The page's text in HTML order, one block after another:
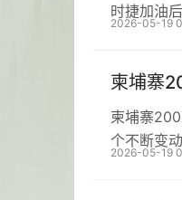
时捷加油
2026-05-19
柬埔寨
柬埔寨
个不断变
2026-05-19